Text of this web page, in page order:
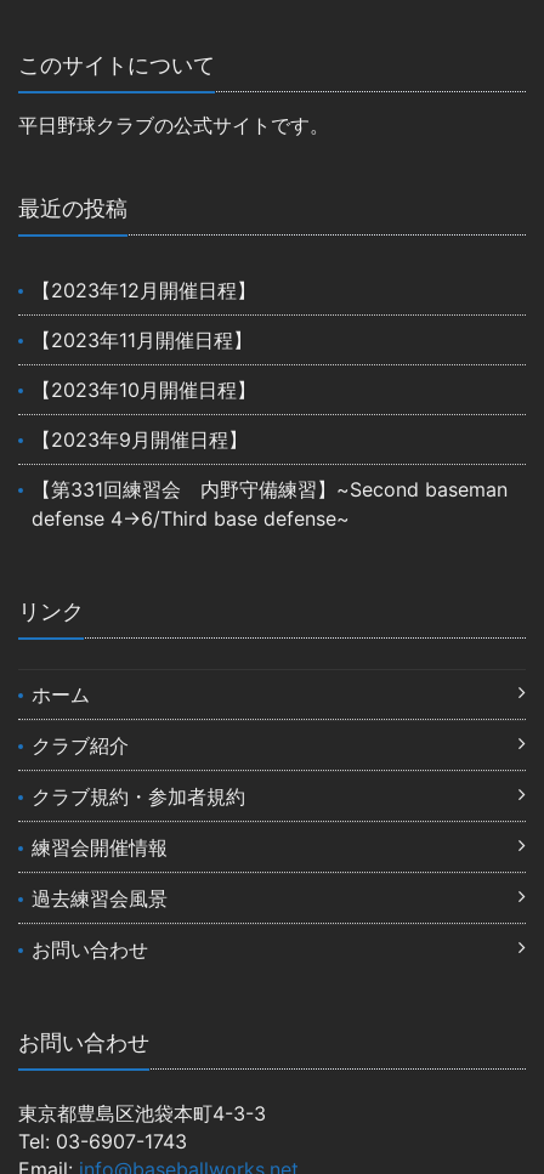
このサイトについて
平日野球クラブの公式サイトです。
最近の投稿
【2023年12月開催日程】
【2023年11月開催日程】
【2023年10月開催日程】
【2023年9月開催日程】
【第331回練習会 内野守備練習】~Second baseman
defense 4→6/Third base defense~
リンク
ホーム
クラブ紹介
クラブ規約・参加者規約
練習会開催情報
過去練習会風景
お問い合わせ
お問い合わせ
東京都豊島区池袋本町4-3-3
Tel: 03-6907-1743
Email: info@baseballworks.net